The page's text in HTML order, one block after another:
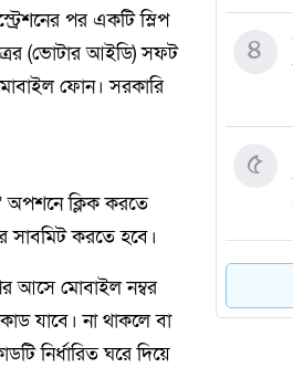
পর একটি স্লিপ
(ভোটার আইডি) সফট
ফোন। সরকারি
অপশনে ক্লিক করতে
সাবমিট করতে হবে।
পর আসে মোবাইল নম্বর
যাবে। না থাকলে বা
নির্ধারিত ঘরে দিয়ে
৪
৫